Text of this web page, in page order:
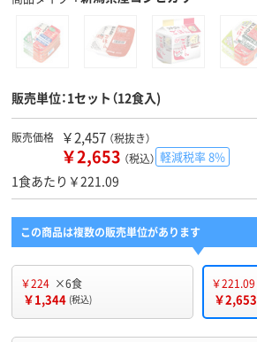
販売単位：1セット（12食入)
販売価格 ￥2,457 （税抜き）
￥2,653 （税込） 軽減税率 8%
1食あたり￥221.09
この商品は複数の販売単位があります
￥224 ×6食
￥1,344 (税込)
￥221.09
￥2,653